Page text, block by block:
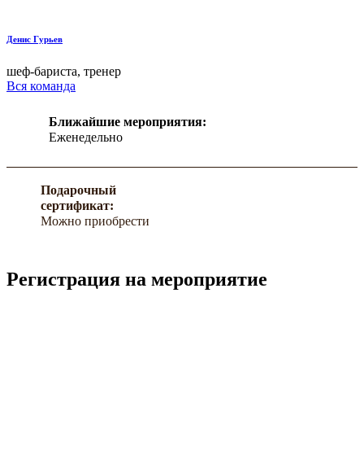
Денис Гурьев
шеф-бариста, тренер
Вся команда
Ближайшие мероприятия:
Еженедельно
Подарочный
сертификат:
Можно приобрести
Регистрация на мероприятие